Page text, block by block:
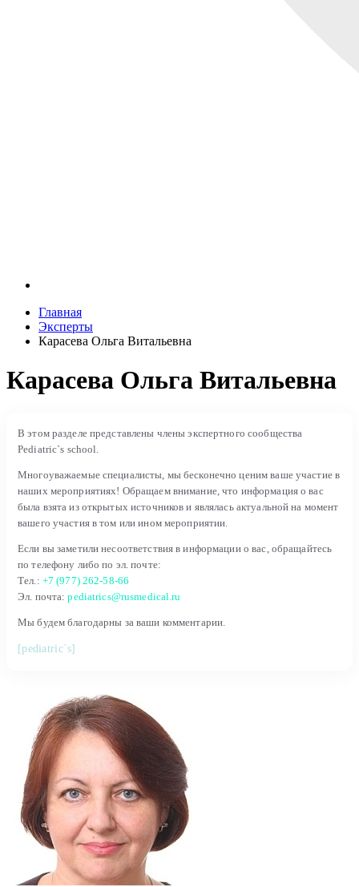
Главная
Эксперты
Карасева Ольга Витальевна
Карасева Ольга Витальевна
В этом разделе представлены члены экспертного сообщества
Pediatric`s school.
Многоуважаемые специалисты, мы бесконечно ценим ваше участие в
наших мероприятиях! Обращаем внимание, что информация о вас
была взята из открытых источников и являлась актуальной на момент
вашего участия в том или ином мероприятии.
Если вы заметили несоответствия в информации о вас, обращайтесь
по телефону либо по эл. почте:
Тел.: +7 (977) 262-58-66
Эл. почта:pediatrics@rusmedical.ru
Мы будем благодарны за ваши комментарии.
[pediatric`s]